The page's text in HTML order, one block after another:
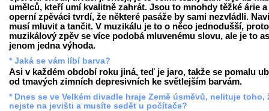
umělců, kteří umí kvalitně zahrát. Jsou to mnohdy těžké árie a
operní zpěváci tvrdí, že některé pasáže by sami nezvládli.
musí mluvit a tančit. V muzikálu je to o něco jednodušší,
muzikálový zpěv se více podobá mluvenému slovu, ale je to
jenom jedna výhoda.
* Jaká se vám líbí barva?
Asi v každém období roku jiná, teď je jaro, takže se pomalu
od tmavých zimních depresivních ke světlejším barvám.
* Dnes se ve Velkém divadle hraje Země úsměvů, nelituje toho,
nejste na jevišti a musíte sedět u počítače?